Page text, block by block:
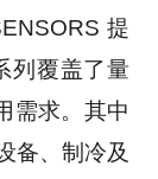
提
列覆盖了量
需求。其中
备、制冷及